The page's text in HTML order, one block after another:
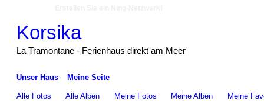
Korsika
La Tramontane - Ferienhaus direkt am Meer
Unser Haus Meine Seite
Alle Fotos Alle Alben Meine Fotos Meine Alben‎ Meine